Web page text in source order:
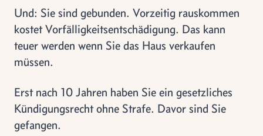
Und: Sie sind gebunden. Vorzeitig rauskommen
kostet Vorfälligkeitsentschädigung. Das kann
teuer werden wenn Sie das Haus verkaufen
müssen.
Erst nach 10 Jahren haben Sie ein gesetzliches
Kündigungsrecht ohne Strafe. Davor sind Sie
gefangen.